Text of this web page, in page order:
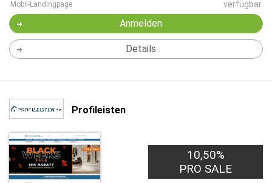
Mobil-Landingpage verfügbar
Anmelden
Details
Profileisten
10,50%
PRO SALE